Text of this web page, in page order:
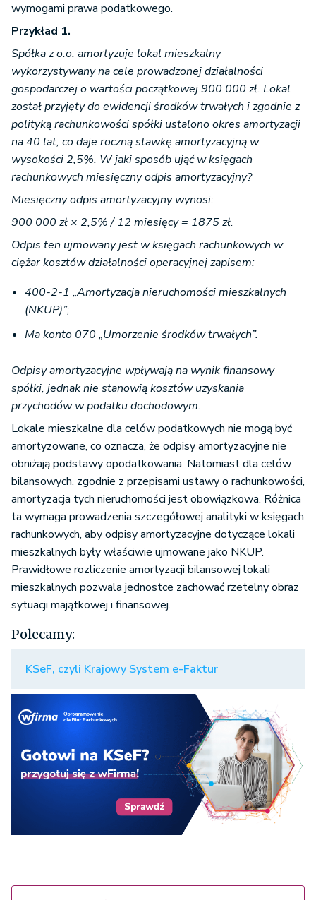
wymogami prawa podatkowego.
Przykład 1.
Spółka z o.o. amortyzuje lokal mieszkalny
wykorzystywany na cele prowadzonej działalności
gospodarczej o wartości początkowej 900 000 zł. Lokal
został przyjęty do ewidencji środków trwałych i zgodnie z
polityką rachunkowości spółki ustalono okres amortyzacji
na 40 lat, co daje roczną stawkę amortyzacyjną w
wysokości 2,5%. W jaki sposób ująć w księgach
rachunkowych miesięczny odpis amortyzacyjny?
Miesięczny odpis amortyzacyjny wynosi:
900 000 zł × 2,5% / 12 miesięcy = 1875 zł.
Odpis ten ujmowany jest w księgach rachunkowych w
ciężar kosztów działalności operacyjnej zapisem:
400-2-1 „Amortyzacja nieruchomości mieszkalnych
(NKUP)”;
Ma konto 070 „Umorzenie środków trwałych”.
Odpisy amortyzacyjne wpływają na wynik finansowy
spółki, jednak nie stanowią kosztów uzyskania
przychodów w podatku dochodowym.
Lokale mieszkalne dla celów podatkowych nie mogą być
amortyzowane, co oznacza, że odpisy amortyzacyjne nie
obniżają podstawy opodatkowania. Natomiast dla celów
bilansowych, zgodnie z przepisami ustawy o rachunkowości,
amortyzacja tych nieruchomości jest obowiązkowa. Różnica
ta wymaga prowadzenia szczegółowej analityki w księgach
rachunkowych, aby odpisy amortyzacyjne dotyczące lokali
mieszkalnych były właściwie ujmowane jako NKUP.
Prawidłowe rozliczenie amortyzacji bilansowej lokali
mieszkalnych pozwala jednostce zachować rzetelny obraz
sytuacji majątkowej i finansowej.
Polecamy:
KSeF, czyli Krajowy System e-Faktur